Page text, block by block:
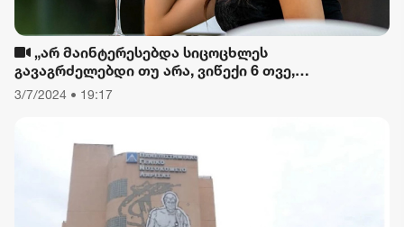
„არ მაინტერესებდა სიცოცხლეს
გავაგრძელებდი თუ არა, ვიწექი 6 თვე,
დავიწყებული მქონდა კვება, ფიზიკური მოძრაობა“
3/7/2024 • 19:17